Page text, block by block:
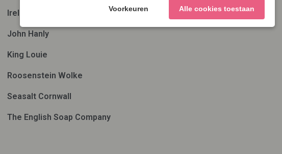
Irelands Eye
John Hanly
King Louie
Roosenstein Wolke
Seasalt Cornwall
The English Soap Company